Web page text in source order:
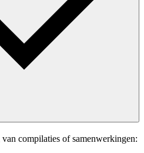
compilaties of samenwerkingen: